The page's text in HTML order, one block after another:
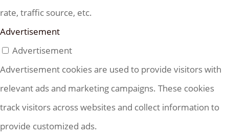
rate, traffic source, etc.
Advertisement
Advertisement
Advertisement cookies are used to provide visitors with
relevant ads and marketing campaigns. These cookies
track visitors across websites and collect information to
provide customized ads.